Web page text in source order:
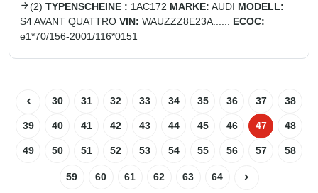
(2) TYPENSCHEINE : 1AC172 MARKE: AUDI MODELL:
S4 AVANT QUATTRO VIN: WAUZZZ8E23A......
ECOC:
e1*70/156-2001/116*0151
30 31 32 33 34 35 36 37 38
39 40 41 42 43 44 45 46 47 48
49 50 51 52 53 54 55 56 57 58
59 60 61 62 63 64